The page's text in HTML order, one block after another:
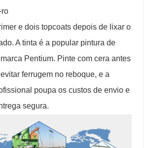
ro
e dois topcoats depois de lixar o
A tinta é a popular pintura de
Pentium. Pinte com cera antes
ferrugem no reboque, e a
poupa os custos de envio e
segura.